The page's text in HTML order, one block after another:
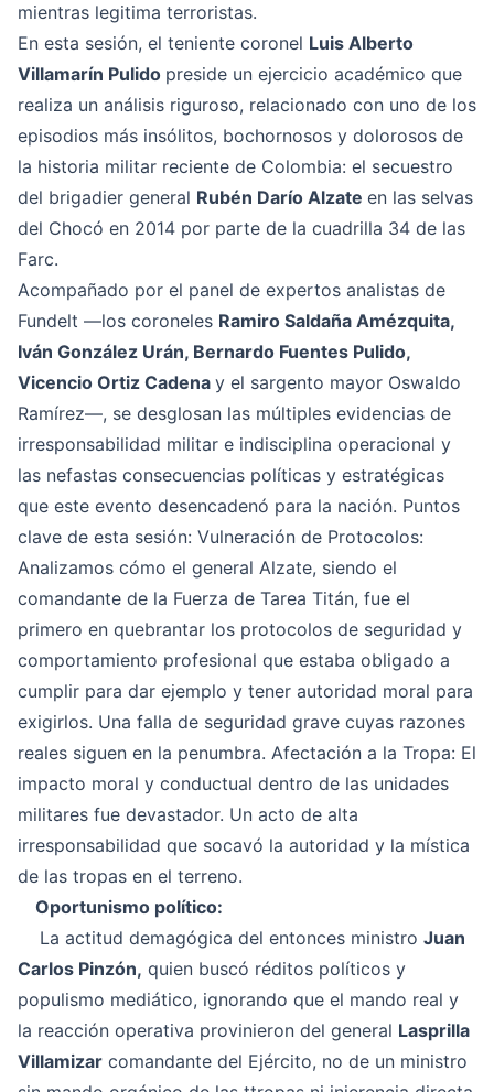
mientras legitima terroristas.
En esta sesión, el teniente coronel Luis Alberto
Villamarín Pulido preside un ejercicio académico que
realiza un análisis riguroso, relacionado con uno de los
episodios más insólitos, bochornosos y dolorosos de
la historia militar reciente de Colombia: el secuestro
del brigadier general Rubén Darío Alzate en las selvas
del Chocó en 2014 por parte de la cuadrilla 34 de las
Farc.
Acompañado por el panel de expertos analistas de
Fundelt —los coroneles Ramiro Saldaña Amézquita,
Iván González Urán, Bernardo Fuentes Pulido,
Vicencio Ortiz Cadena y el sargento mayor Oswaldo
Ramírez—, se desglosan las múltiples evidencias de
irresponsabilidad militar e indisciplina operacional y
las nefastas consecuencias políticas y estratégicas
que este evento desencadenó para la nación. Puntos
clave de esta sesión: Vulneración de Protocolos:
Analizamos cómo el general Alzate, siendo el
comandante de la Fuerza de Tarea Titán, fue el
primero en quebrantar los protocolos de seguridad y
comportamiento profesional que estaba obligado a
cumplir para dar ejemplo y tener autoridad moral para
exigirlos. Una falla de seguridad grave cuyas razones
reales siguen en la penumbra. Afectación a la Tropa: El
impacto moral y conductual dentro de las unidades
militares fue devastador. Un acto de alta
irresponsabilidad que socavó la autoridad y la mística
de las tropas en el terreno.
Oportunismo político:
La actitud demagógica del entonces ministro Juan
Carlos Pinzón, quien buscó réditos políticos y
populismo mediático, ignorando que el mando real y
la reacción operativa provinieron del general Lasprilla
Villamizar comandante del Ejército, no de un ministro